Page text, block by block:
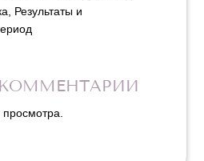
Результаты и